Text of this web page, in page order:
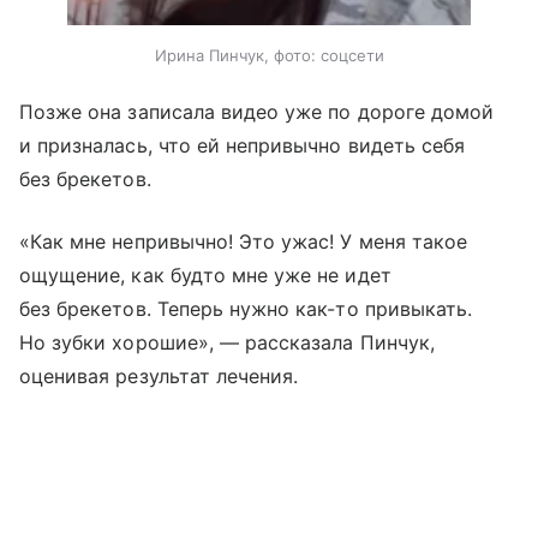
Ирина Пинчук, фото: соцсети
Позже она записала видео уже по дороге домой
и призналась, что ей непривычно видеть себя
без брекетов.
«Как мне непривычно! Это ужас! У меня такое
ощущение, как будто мне уже не идет
без брекетов. Теперь нужно как-то привыкать.
Но зубки хорошие», — рассказала Пинчук,
оценивая результат лечения.